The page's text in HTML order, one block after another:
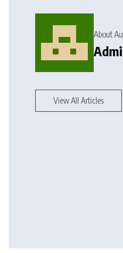
About
View All Articles